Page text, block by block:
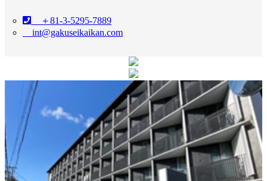
＋81-3-5295-7889
int@gakuseikaikan.com